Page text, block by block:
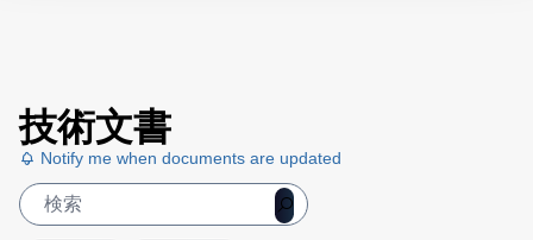
the model that best fits your power needs. Get
the best-in-class power conversion solution
with the supplies’ power density of up to 26
W/in3and efficiency ranging from 90 to 94%
技術文書
Notify me when documents are updated